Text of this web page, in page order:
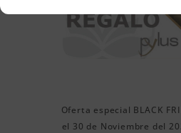
Oferta especial BLACK
el 30 de Noviembre del